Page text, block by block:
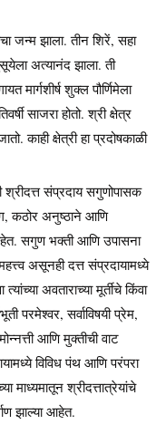
जन्म झाला. तीन शिरें, सहा
अत्यानंद झाला. ती
मार्गशीर्ष शुक्ल पौर्णिमेला
साजरा होतो. श्री क्षेत्र
काही क्षेत्री हा प्रदोषकाळी
श्रीदत्त संप्रदाय सगुणोपासक
कठोर अनुष्ठाने आणि
सगुण भक्ती आणि उपासना
असूनही दत्त संप्रदायामध्ये
अवताराच्या मूर्तीचे किंवा
परमेश्वर, सर्वाविषयी प्रेम,
आणि मुक्तीची वाट
विविध पंथ आणि परंपरा
श्रीदत्तात्रेयांचे
झाल्या आहेत.